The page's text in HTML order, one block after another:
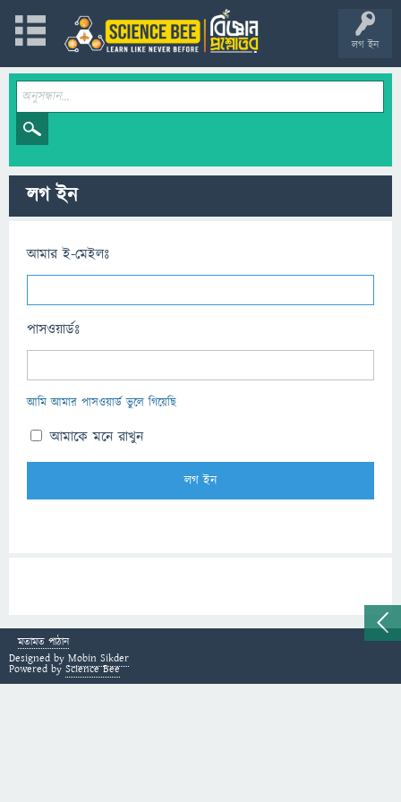
লগ ইন
লগ ইন
আমার ই-মেইলঃ
পাসওয়ার্ডঃ
আমি আমার পাসওয়ার্ড ভুলে গিয়েছি
আমাকে মনে রাখুন
মতামত পাঠান
Designed by Mobin Sikder
Powered by Science Bee